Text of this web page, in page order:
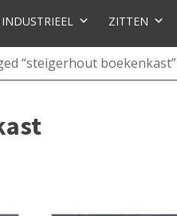
INDUSTRIEEL ZITTEN
“steigerhout boekenkast”